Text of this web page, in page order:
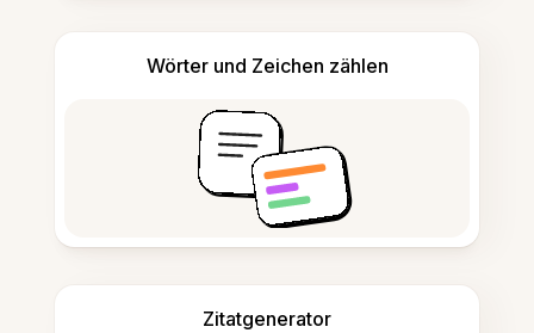
Wörter und Zeichen zählen
Zitatgenerator